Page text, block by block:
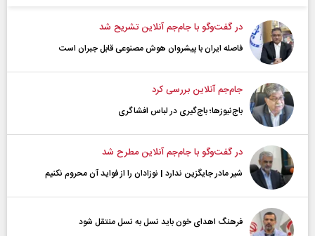
در گفت‌و‌گو با جام‌جم آنلاین تشریح شد
فاصله ایران با پیشرو‌ان هوش مصنوعی قابل جبران است
جام‌جم آنلاین بررسی کرد
باج‌نیوزها؛ باج‌گیری در لباس افشاگری
در گفت‌و‌گو با جام‌جم آنلاین مطرح شد
شیر مادر جایگزین ندارد | نوزادان را از فواید آن محروم نکنیم
فرهنگ اهدای خون باید نسل به نسل منتقل شود